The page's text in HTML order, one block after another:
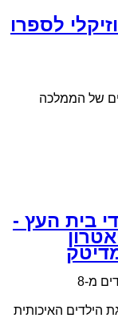
לספרו
של הממלכה
בית העץ -
מ-8
הילדים האיכותית